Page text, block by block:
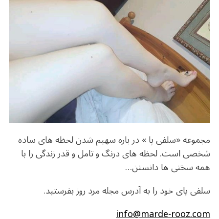
o
k p
مجموعه «سلفی پا » در باره سهیم شدن لحظه های ساده
شخصی است. لحظه های درنگ و تامل و قدر زندگی را با
همه سختی ها دانستن…
سلفی پای خود را به آدرس مجله مرد روز بفرستید.
info@marde-rooz.com